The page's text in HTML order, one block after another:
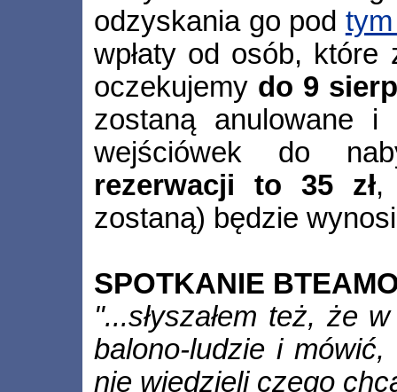
odzyskania go pod
wpłaty od osób, które
oczekujemy do 9
zostaną anulowane
wejściówek do
rezerwacji to 35 zł,
zostaną) będzie
SPOTKANIE
"...słyszałem też, że
balono-ludzie i
nie wiedzieli czego